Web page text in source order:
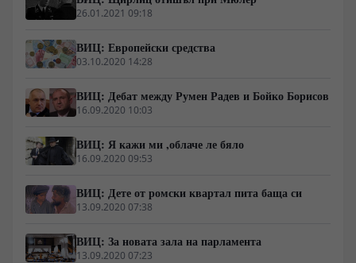
26.01.2021 09:18
ВИЦ: Европейски средства
03.10.2020 14:28
ВИЦ: Дебат между Румен Радев и Бойко Борисов
16.09.2020 10:03
ВИЦ: Я кажи ми ,облаче ле бяло
16.09.2020 09:53
ВИЦ: Дете от ромски квартал пита баща си
13.09.2020 07:38
ВИЦ: За новата зала на парламента
13.09.2020 07:23